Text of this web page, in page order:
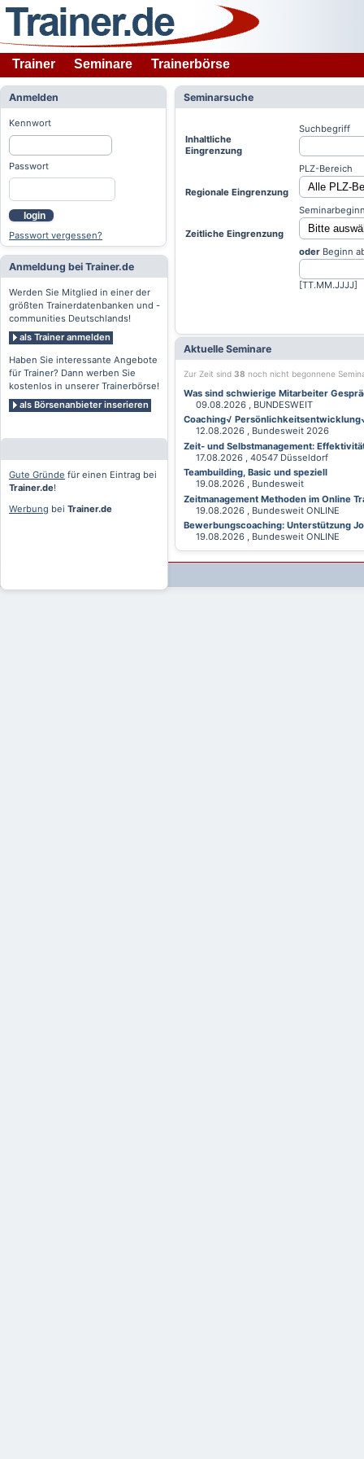
Trainer Seminare Trainerbörse
Anmelden
Kennwort
Passwort
login
Passwort vergessen?
Anmeldung bei Trainer.de
Werden Sie Mitglied in einer der
größten Trainerdatenbanken und -
communities Deutschlands!
als Trainer anmelden
Haben Sie interessante Angebote
für Trainer? Dann werben Sie
kostenlos in unserer Trainerbörse!
als Börsenanbieter inserieren
Gute Gründe für einen Eintrag bei
Trainer.de!
Werbung bei Trainer.de
Seminarsuche
Inhaltliche
Eingrenzung
Suchbegriff
Regionale Eingrenzung
PLZ-Bereich
Zeitliche Eingrenzung
oder Beginn
[TT.MM.JJJJ]
Aktuelle Seminare
Zur Zeit sind 38 noch nicht begonnene
Was sind schwierige Mitarbeiter
09.08.2026 , BUNDESWEIT
Coaching√
12.08.2026 , Bundesweit 2026
Zeit- und Selbstmanagement:
17.08.2026 , 40547 Düsseldorf
Teambuilding, Basic und speziell
19.08.2026 , Bundesweit
Zeitmanagement Methoden im Online
19.08.2026 , Bundesweit ONLINE
Bewerbungscoaching: Unterstützung
19.08.2026 , Bundesweit ONLINE